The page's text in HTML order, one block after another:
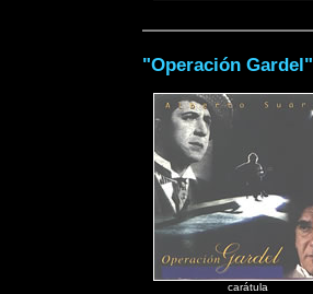
"Operación Gardel"
carátula